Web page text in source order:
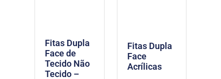
Fitas Dupla
Face de
Tecido Não
Tecido –
Fitas Dupla
Face
Acrílicas